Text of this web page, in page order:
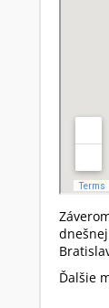
Ďalšie